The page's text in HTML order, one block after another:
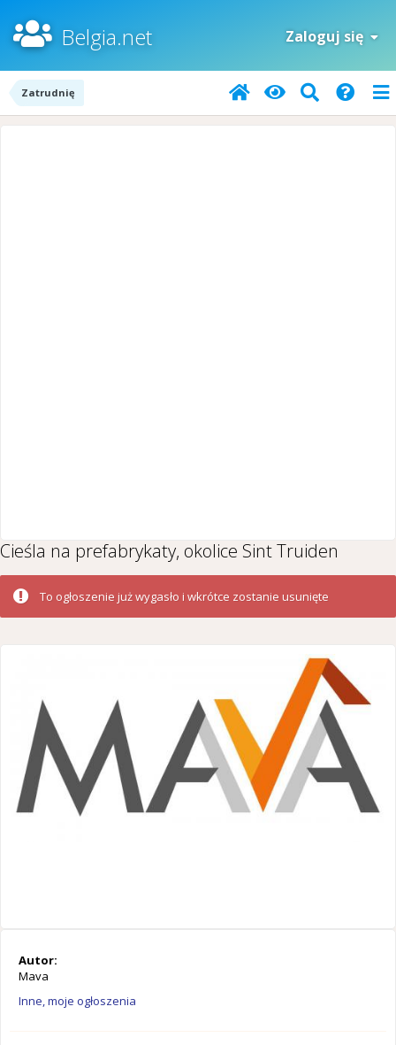
Belgia.net Zaloguj się
Zatrudnię
Cieśla na prefabrykaty, okolice Sint Truiden
To ogłoszenie już wygasło i wkrótce zostanie usunięte
Autor:
Mava
Inne, moje ogłoszenia